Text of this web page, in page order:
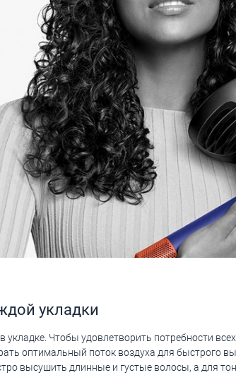
укладки
Чтобы удовлетворить потребности
оптимальный поток воздуха для быстрого
высушить длинные и густые волосы, а для